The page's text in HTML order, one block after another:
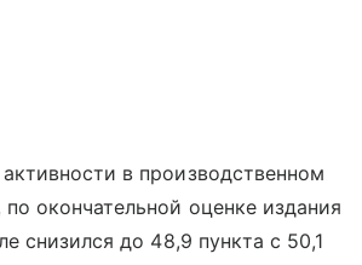
в производственном
окончательной оценке издания
снизился до 48,9 пункта с 50,1